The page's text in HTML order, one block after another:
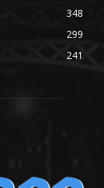
348
299
241